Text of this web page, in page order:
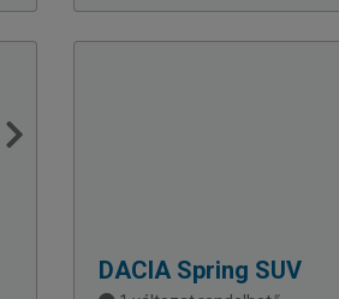
DACIA Spring SUV